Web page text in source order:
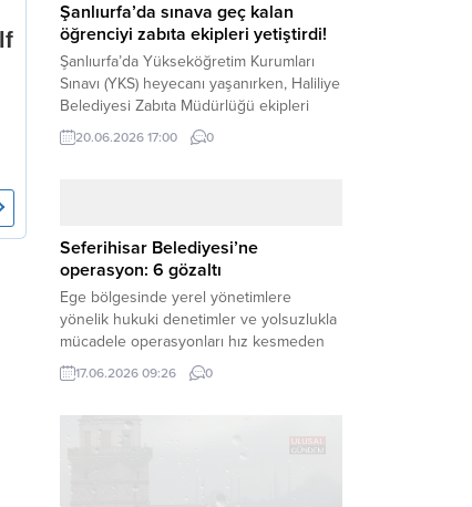
Şanlıurfa’da sınava geç kalan
öğrenciyi zabıta ekipleri yetiştirdi!
Şanlıurfa’da Yükseköğretim Kurumları
Sınavı (YKS) heyecanı yaşanırken, Haliliye
Belediyesi Zabıta Müdürlüğü ekipleri
geleceğini belirleyecek sınava geç kalma
tehlikesiyle karşı karşıya kalan bir
yolunu tutan binlerce aday arasında,
sınav yerine zamanında ulaşamayan bir
öğrenci büyük bir panik yaşadı....
20.06.2026 17:00 0
Seferihisar Belediyesi’ne
operasyon: 6 gözaltı
Ege bölgesinde yerel yönetimlere
yönelik hukuki denetimler ve yolsuzlukla
mücadele operasyonları hız kesmeden
devam ediyor. İzmir’in turistik ilçelerinden
Seferihisar Belediyesi, sabah saatlerinde
17.06.2026 09:26 0